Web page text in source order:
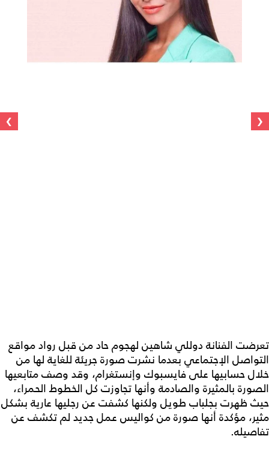
‹
›
تعرضت الفنانة دوللي شاهين لهجوم حاد من قبل رواد مواقع
التواصل الإجتماعي بعدما نشرت صورة جريئة للغاية لها من
خلال حسابيها على فايسبوك وإنستغرام، وقد وصف متابعيها
الصورة بالمثيرة والصادمة وأنها تجاوزت كل الخطوط الحمراء،
حيث ظهرت بجلباب طويل ولكنها كشفت عن رجليها عارية بشكل
مثير، مؤكدة أنها صورة من كواليس عمل جديد لم تكشف عن
تفاصيله.